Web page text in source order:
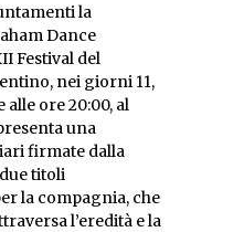
la
Dance
Festival del
nei giorni 11,
alle ore 20:00, al
una
firmate dalla
titoli
la compagnia, che
l’eredità e la